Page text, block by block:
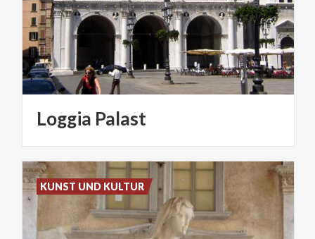
Loggia Palast
KUNST UND KULTUR